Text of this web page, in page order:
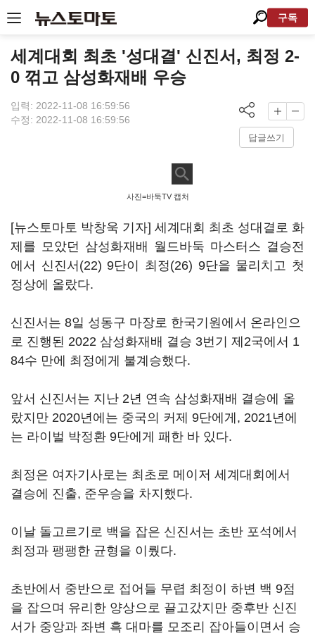
구독
세계대회 최초 '성대결' 신진서, 최정 2-
0 꺾고 삼성화재배 우승
입력: 2022-11-08 16:59:56
수정: 2022-11-08 16:59:56
답글쓰기
사진=바둑TV 캡처
[뉴스토마토 박창욱 기자] 세계대회 최초 성대결로 화
제를 모았던 삼성화재배 월드바둑 마스터스 결승전
에서 신진서(22) 9단이 최정(26) 9단을 물리치고 첫
정상에 올랐다.
신진서는 8일 성동구 마장로 한국기원에서 온라인으
로 진행된 2022 삼성화재배 결승 3번기 제2국에서 1
84수 만에 최정에게 불계승했다.
앞서 신진서는 지난 2년 연속 삼성화재배 결승에 올
랐지만 2020년에는 중국의 커제 9단에게, 2021년에
는 라이벌 박정환 9단에게 패한 바 있다.
최정은 여자기사로는 최초로 메이저 세계대회에서
결승에 진출, 준우승을 차지했다.
이날 돌고르기로 백을 잡은 신진서는 초반 포석에서
최정과 팽팽한 균형을 이뤘다.
초반에서 중반으로 접어들 무렵 최정이 하변 백 9점
을 잡으며 유리한 양상으로 끌고갔지만 중후반 신진
서가 중앙과 좌변 흑 대마를 모조리 잡아들이면서 승